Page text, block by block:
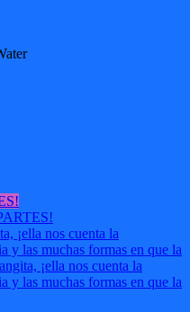
¡ella nos cuenta la
y las muchas formas en que la
¡ella nos cuenta la
y las muchas formas en que la